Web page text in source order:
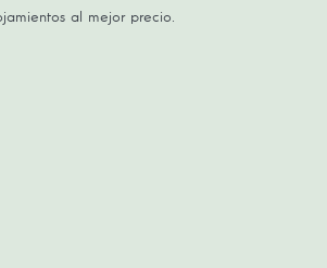
al mejor precio.